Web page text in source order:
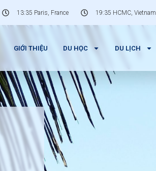
13:35 Paris, France 19:35 HCMC, Vietnam
GIỚI THIỆU DU HỌC DU LỊCH